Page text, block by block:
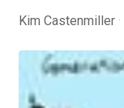
Kim Castenmiller ·